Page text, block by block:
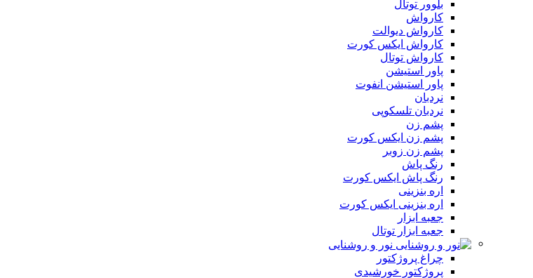
بلوور توتال
کارواش
کارواش دیوالت
کارواش ایکس کورت
کارواش توتال
پاور استیشن
پاور استیشن انفوت
نردبان
نردبان تلسکوپی
پشم زن
پشم زن ایکس کورت
پشم زن زوبر
رنگ پاش
رنگ پاش ایکس کورت
اره بنزینی
اره بنزینی ایکس کورت
جعبه ابزار
جعبه ابزار توتال
نور و روشنایی
چراغ پروژکتور
پروژکتور خورشیدی